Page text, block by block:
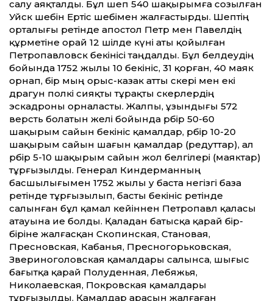
салу аяқталды. Бұл шеп 540 шақырымға созылған
Уйск шебін Ертіс шебімен жалғастырды. Шептің
орталығы ретінде апостол Петр мен Павелдің
құрметіне орай 12 шілде күні аты қойылған
Петропавловск бекінісі таңдалды. Бұл белдеудің
бойында 1752 жылы 10 бекініс, 31 қорған, 40 маяк
орнап, бір мың орыс-казак ат­ты әскері мен екі
драгун полкі сияқты тұрақты әскерлердің
эскадроны орналасты. Жалпы, ұзындығы 572
версть болатын желі бойын­да әрбір 50-60
шақырым сайын бекініс қамалдар, әрбір 10-20
шақырым сайын шағын қамалдар (редут­тар), ал
әрбір 5-10 шақырым сайын жол белгілері (маяктар)
тұрғызылды. Генерал Киндерманның
басшылығымен 1752 жылы әу баста негізгі база
ретінде тұрғызылып, басты бекініс ретінде
салынған бұл қамал ке­йіннен Петропавл қаласы
атауына ие болды. Қаладан батысқа қарай бір-
біріне жалғасқан Скопинская, Становая,
Пресновская, Кабанья, Пресногорьковская,
Звериноголовская қамалдары салынса, шығыс
бағытқа қарай Полуденная, Лебяжья,
Николаевская, Покровская қамалдары
тұрғызылды. Қамалдар арасын жалғаған